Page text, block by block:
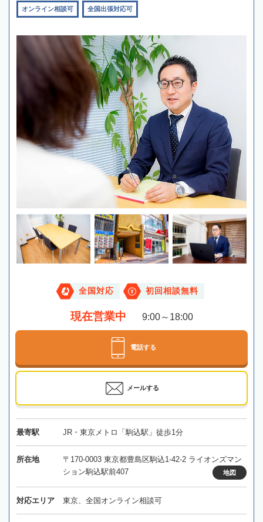
オンライン相談可 全国出張対応可
全国対応 初回相談無料
現在営業中 9:00～18:00
電話する
メールする
最寄駅 JR・東京メトロ「駒込駅」徒歩1分
所在地
〒170-0003 東京都豊島区駒込1-42-2 ライオンズマン
ション駒込駅前407
地図
対応エリア 東京、全国オンライン相談可